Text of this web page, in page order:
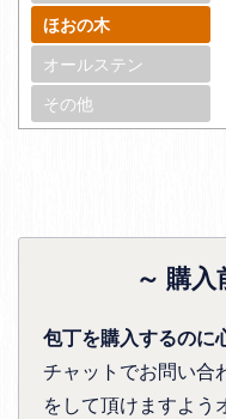
ほおの木
オールステン
その他
～ 購
包丁を購入するのに
チャットでお問い合
をして頂けますよう